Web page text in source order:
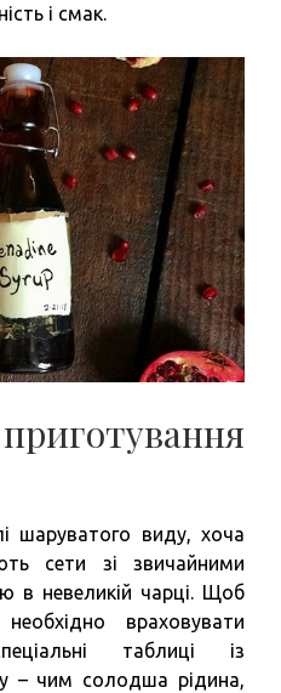
і смак.
шаруватого виду, хоча
сети зі звичайними
в невеликій чарці. Щоб
враховувати
таблиці із
– чим солодша рідина,